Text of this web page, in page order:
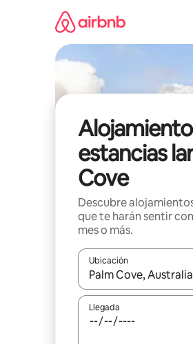
estancias
Cove
Descubre
que te harán sentir
mes o más.
Ubicación
Cuando los resultados
Llegada